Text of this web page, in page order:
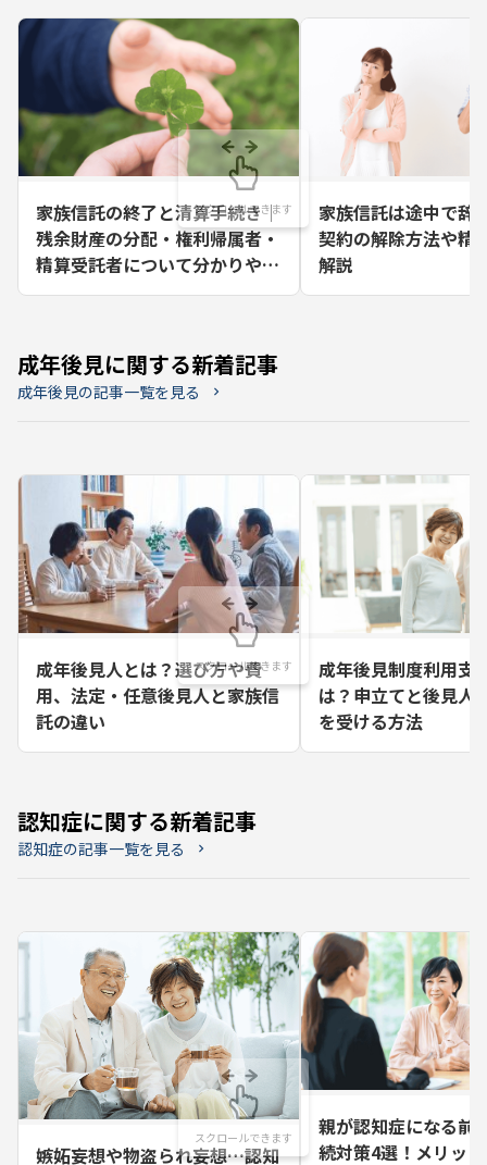
家族信託の終了と清算手続き｜
残余財産の分配・権利帰属者・
精算受託者について分かりやす
く解説
家族信託は途中で辞
契約の解除方法や精
解説
成年後見に関する新着記事
成年後見の記事一覧を見る chevron_right
成年後見人とは？選び方や費
用、法定・任意後見人と家族信
託の違い
成年後見制度利用支
は？申立てと後見人
を受ける方法
認知症に関する新着記事
認知症の記事一覧を見る chevron_right
嫉妬妄想や物盗られ妄想…認知
親が認知症になる前
続対策4選！メリッ